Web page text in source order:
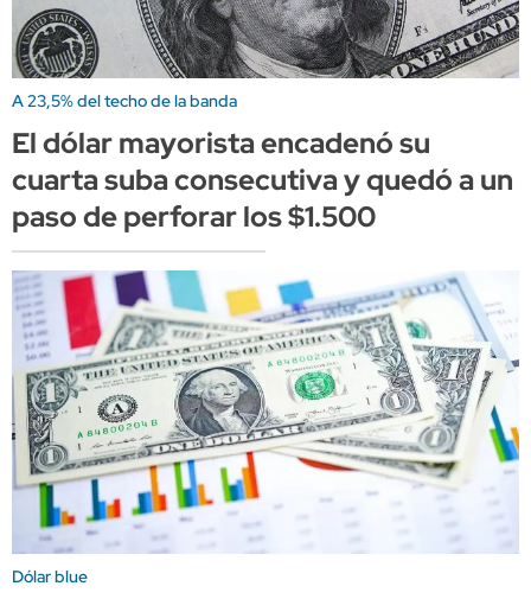
A 23,5% del techo de la banda
El dólar mayorista encadenó su
cuarta suba consecutiva y quedó a un
paso de perforar los $1.500
Dólar blue